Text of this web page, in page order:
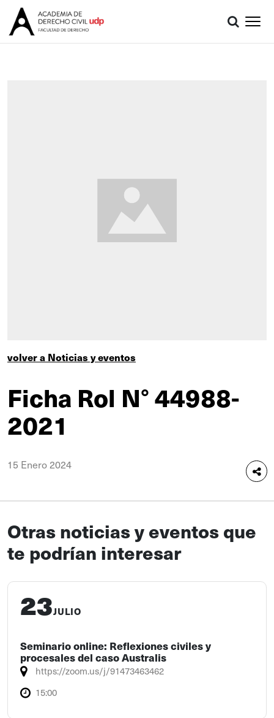
volver a Noticias y eventos
Ficha Rol N° 44988-
2021
15 Enero 2024
Otras noticias y eventos que
te podrían interesar
23JULIO
Seminario online: Reflexiones civiles y
procesales del caso Australis
https://zoom.us/j/91473463462
15:00